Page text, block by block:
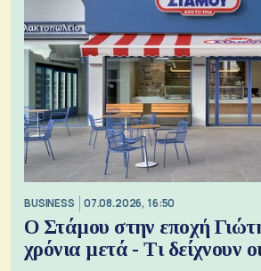
BUSINESS 07.08.2026, 16:50
Ο Στάμου στην εποχή
χρόνια μετά - Τι δείχνουν